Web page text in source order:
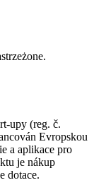
upy (reg. č.
Evropskou
a aplikace pro
je nákup
dotace.